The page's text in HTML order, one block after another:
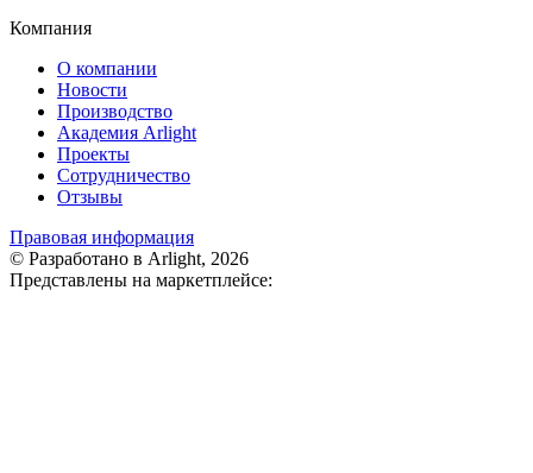
Компания
О компании
Новости
Производство
Академия Arlight
Проекты
Сотрудничество
Отзывы
Правовая информация
© Разработано в Arlight, 2026
Представлены на маркетплейсе: